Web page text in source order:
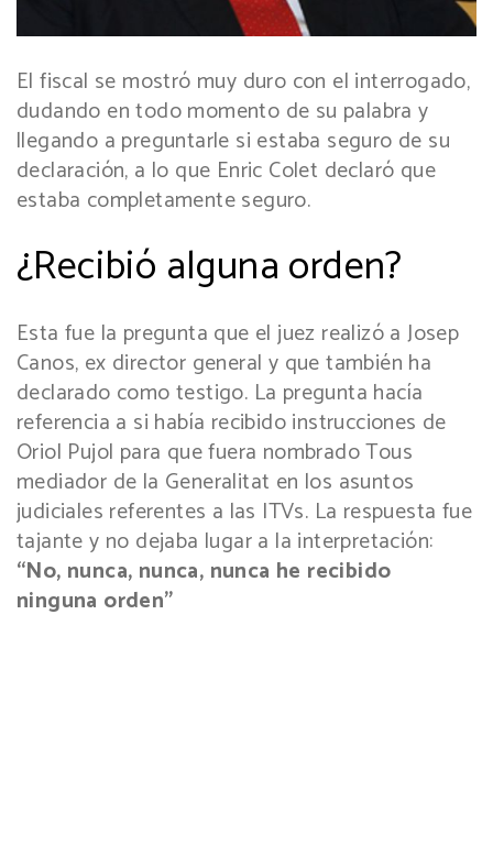
El fiscal se mostró muy duro con el interrogado,
dudando en todo momento de su palabra y
llegando a preguntarle si estaba seguro de su
declaración, a lo que Enric Colet declaró que
estaba completamente seguro.
¿Recibió alguna orden?
Esta fue la pregunta que el juez realizó a Josep
Canos, ex director general y que también ha
declarado como testigo. La pregunta hacía
referencia a si había recibido instrucciones de
Oriol Pujol para que fuera nombrado Tous
mediador de la Generalitat en los asuntos
judiciales referentes a las ITVs. La respuesta fue
tajante y no dejaba lugar a la interpretación:
“No, nunca, nunca, nunca he recibido
ninguna orden”